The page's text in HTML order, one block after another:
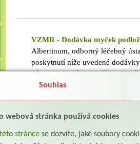
VZMR - Dodávka myček
Albertinum, odborný léčebný
poskytnutí níže uvedené
názvem:"Dodávka myček
aukce v systému
Souhlas
webová stránka používá cookies
této stránce se dozvíte, jaké soubory